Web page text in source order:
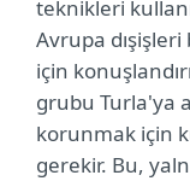
teknikleri
Avrupa dışişleri
için
grubu Turla'ya
korunmak için
gerekir. Bu,